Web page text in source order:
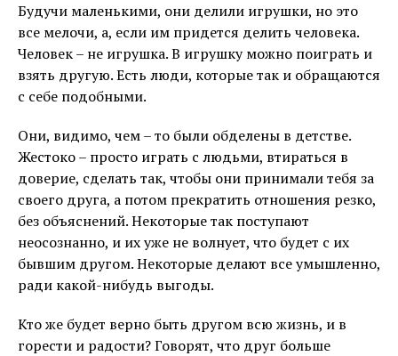
Будучи маленькими, они делили игрушки, но это
все мелочи, а, если им придется делить человека.
Человек – не игрушка. В игрушку можно поиграть и
взять другую. Есть люди, которые так и обращаются
с себе подобными.
Они, видимо, чем – то были обделены в детстве.
Жестоко – просто играть с людьми, втираться в
доверие, сделать так, чтобы они принимали тебя за
своего друга, а потом прекратить отношения резко,
без объяснений. Некоторые так поступают
неосознанно, и их уже не волнует, что будет с их
бывшим другом. Некоторые делают все умышленно,
ради какой-нибудь выгоды.
Кто же будет верно быть другом всю жизнь, и в
горести и радости? Говорят, что друг больше